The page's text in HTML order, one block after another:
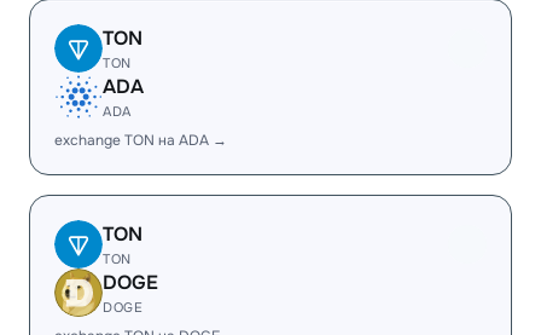
TON
TON
ADA
ADA
exchange TON на ADA →
TON
TON
DOGE
DOGE